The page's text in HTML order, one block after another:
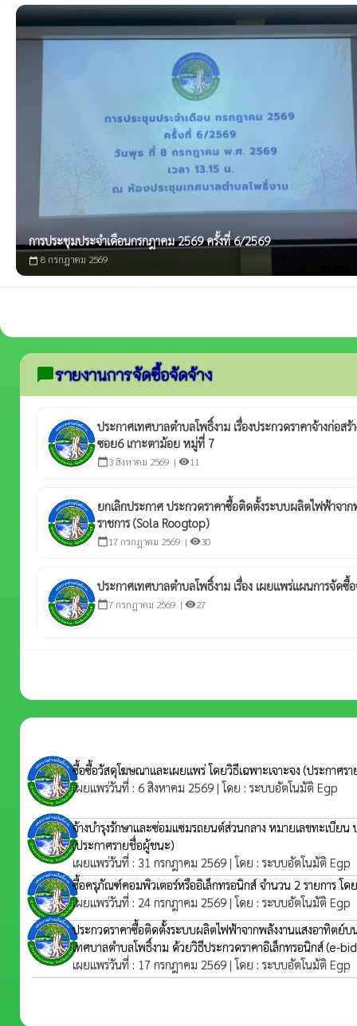
การประชุมประจำเดือนกรกฎาคม 2569 ครั้งที่ 6/2569
calendar_today 8 กรกฎาคม 2569
chat_bubbleรายงานการจัดซื้อจัดจ้าง
ประกาศเทศบาลตำบลโพธิ์งาม เรื่องประกวดราคาจ้างก่อ
ซอย6 เกาะตาม้อย หมู่ที่ 7
calendar_today3 สิงหาคม 2569 | visibility11
ยกเลิกประกาศ ประกวดราคาซื้อติดตั้งระบบผลิตไฟฟ้าจา
ราชการ (Sola Roogtop)
calendar_today17 กรกฎาคม 2569 | visibility30
ประกาศเทศบาลตำบลโพธิ์งาม เรื่อง เผยแพร่แผนการจัด
calendar_today7 กรกฎาคม 2569 | visibility27
ซื้อซื้อวัสดุโฆษณาและเผยแพร่ โดยวิธีเฉพาะเจาะจง (ประกาศร
เผยแพร่วันที่ : 6 สิงหาคม 2569 | โดย : ระบบอัตโนมัติ Egp
จ้างบำรุงรักษาและซ่อมแซมรถยนต์ส่วนกลาง หมายเลขทะเบียน
(ประกาศรายชื่อผู้ชนะ)
เผยแพร่วันที่ : 31 กรกฎาคม 2569 | โดย : ระบบอัตโนมัติ Egp
ซื้อครุภัณฑ์คอมพิวเตอร์หรืออิเล็กทรอนิกส์ จำนวน 2 รายการ โด
เผยแพร่วันที่ : 24 กรกฎาคม 2569 | โดย : ระบบอัตโนมัติ Egp
ประกวดราคาซื้อติดตั้งระบบผลิตไฟฟ้าจากพลังงานแสงอาทิตย์บ
เทศบาลตำบลโพธิ์งาม ด้วยวิธีประกวดราคาอิเล็กทรอนิกส์ (e-
เผยแพร่วันที่ : 17 กรกฎาคม 2569 | โดย : ระบบอัตโนมัติ Egp